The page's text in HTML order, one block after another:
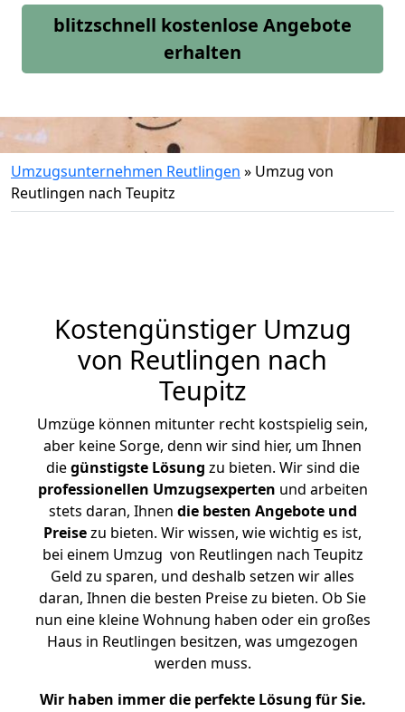
blitzschnell kostenlose Angebote
erhalten
Umzugsunternehmen Reutlingen » Umzug von
Reutlingen nach Teupitz
Kostengünstiger Umzug
von Reutlingen nach
Teupitz
Umzüge können mitunter recht kostspielig sein,
aber keine Sorge, denn wir sind hier, um Ihnen
diegünstigste Lösung zu bieten. Wir sind die
professionellen Umzugsexperten und arbeiten
stets daran, Ihnen die besten Angebote und
Preisezu bieten. Wir wissen, wie wichtig es ist,
bei einem Umzug von Reutlingen nach Teupitz
Geld zu sparen, und deshalb setzen wir alles
daran, Ihnen die besten Preise zu bieten. Ob Sie
nun eine kleine Wohnung haben oder ein großes
Haus in Reutlingen besitzen, was umgezogen
werden muss.
Wir haben immer die perfekte Lösung für Sie.